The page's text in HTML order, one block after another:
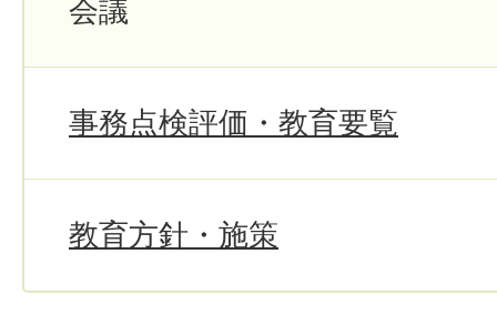
会議
事務点検評価・教育要覧
教育方針・施策